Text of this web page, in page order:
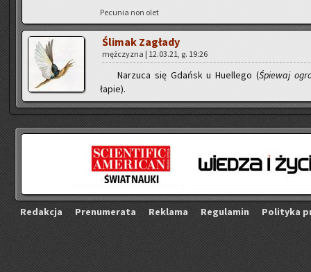
Pe­cu­nia non olet
Śli­mak Za­gła­dy
męż­czy­zna | 12.03.21, g. 19:26
Na­rzu­ca się Gdańsk u Hu­el­le­go (Śpie­waj
łapie).
Re­dak­cja Pre­nu­me­ra­ta Re­kla­ma Re­gu­la­min Po­li­ty­ka